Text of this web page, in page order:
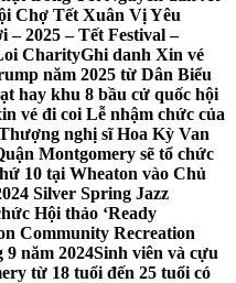
Chợ Tết Xuân Vị Yêu
2025 – Tết Festival –
CharityGhi danh Xin vé
năm 2025 từ Dân Biểu
hay khu 8 bầu cử quốc hội
vé đi coi Lễ nhậm chức của
nghị sĩ Hoa Kỳ Van
Montgomery sẽ tổ chức
10 tại Wheaton vào Chủ
Silver Spring Jazz
Hội thảo ‘Ready
Community Recreation
9 năm 2024Sinh viên và cựu
từ 18 tuổi đến 25 tuổi có